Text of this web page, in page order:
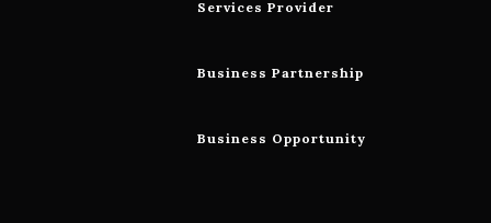
Services Provider
Business Partnership
Business Opportunity